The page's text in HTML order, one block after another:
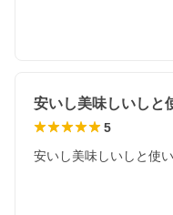
5
安いし美味しいしと使